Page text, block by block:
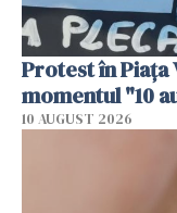
Protest în Piața
momentul "10
10 AUGUST 2026